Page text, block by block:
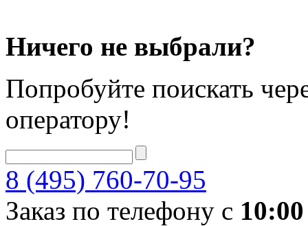
Ничего не выбрали?
Попробуйте поискать
оператору!
8 (495) 760-70-95
Заказ по телефону с 10:00